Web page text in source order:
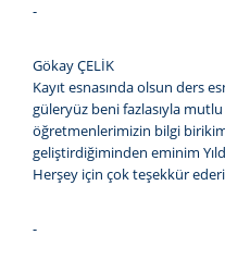
-
Gökay ÇELİK
Kayıt esnasında olsun ders
güleryüz beni fazlasıyla mutlu
öğretmenlerimizin bilgi
geliştirdiğiminden eminim
Herşey için çok teşekkür
-